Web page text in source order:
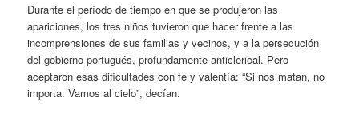
Durante el período de tiempo en que se produjeron las
apariciones, los tres niños tuvieron que hacer frente a las
incomprensiones de sus familias y vecinos, y a la persecución
del gobierno portugués, profundamente anticlerical. Pero
aceptaron esas dificultades con fe y valentía: “Si nos matan, no
importa. Vamos al cielo”, decían.